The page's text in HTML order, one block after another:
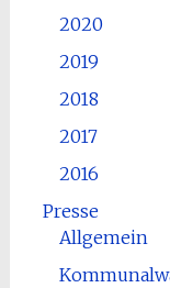
2020
2019
2018
2017
2016
Presse
Allgemein